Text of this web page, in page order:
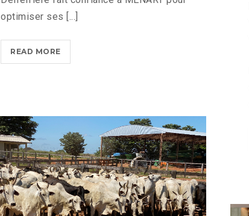
optimiser ses [...]
READ MOREBELGIQUE
:
ENTREPRENEURS
AGRICOLES